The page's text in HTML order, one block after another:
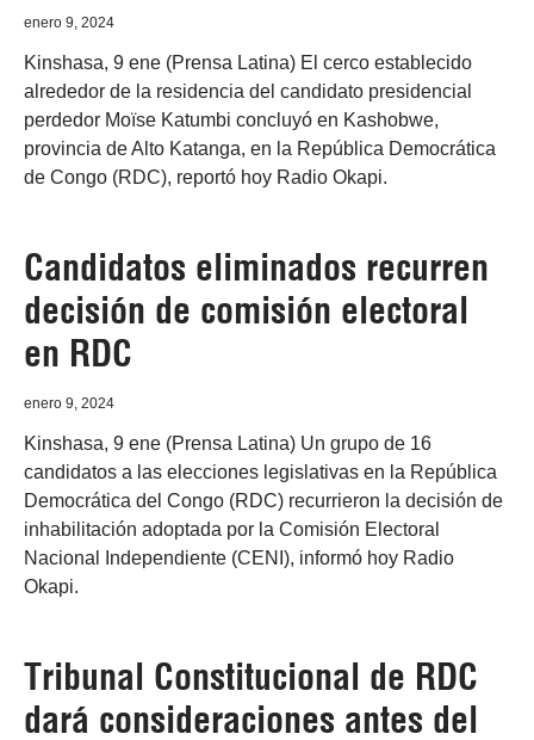
enero 9, 2024
Kinshasa, 9 ene (Prensa Latina) El cerco establecido
alrededor de la residencia del candidato presidencial
perdedor Moïse Katumbi concluyó en Kashobwe,
provincia de Alto Katanga, en la República Democrática
de Congo (RDC), reportó hoy Radio Okapi.
Candidatos eliminados recurren
decisión de comisión electoral
en RDC
enero 9, 2024
Kinshasa, 9 ene (Prensa Latina) Un grupo de 16
candidatos a las elecciones legislativas en la República
Democrática del Congo (RDC) recurrieron la decisión de
inhabilitación adoptada por la Comisión Electoral
Nacional Independiente (CENI), informó hoy Radio
Okapi.
Tribunal Constitucional de RDC
dará consideraciones antes del